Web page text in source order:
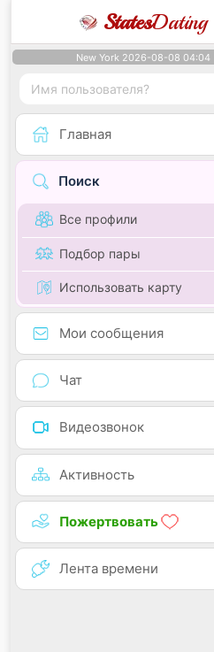
StatesDating
New York 2026-08-08 04:04
Главная
Поиск
Все профили
Подбор пары
Использовать карту
Мои сообщения
Чат
Видеозвонок
Активность
Пожертвовать
Лента времени